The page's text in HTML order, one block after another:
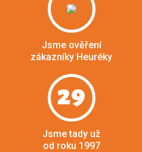
Jsme ověření
zákazníky Heuréky
29
Jsme tady už
od roku 1997